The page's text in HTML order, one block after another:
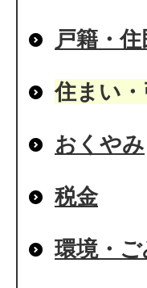
戸籍・
住まい
おくやみ
税金
環境・ご